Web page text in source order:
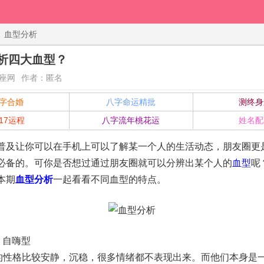
血型分析
四大血型？
网 作者：匿名
合婚 八字命运精批
测终
运程
八字流年桃花运 姓名
你可以在手机上可以了解某一个人的生活动态，朋友圈更
备的。可你是否想过通过朋友圈就可以分辨出某个人的血型呢
血型分析一起看看不同血型的特点。
嗨型
比较安静，沉稳，很多情绪都不表现出来。而他们本身是